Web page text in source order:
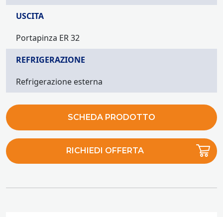
USCITA
Portapinza ER 32
REFRIGERAZIONE
Refrigerazione esterna
SCHEDA PRODOTTO
RICHIEDI OFFERTA